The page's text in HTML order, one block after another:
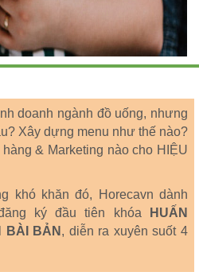
doanh ngành đồ uống, nhưng
Xây dựng menu như thế nào?
& Marketing nào cho HIỆU
khó khăn đó, Horecavn dành
ký đầu tiên khóa
HUẤN
BÀI BẢN , diễn ra xuyên suốt 4